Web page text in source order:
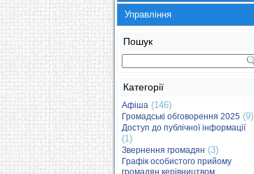
Управління
Пошук
Категорії
Афіша (146)
Громадські обговорення 2025 (9)
Доступ до публічної інформації
(1)
Звернення громадян (3)
Графік особистого прийому